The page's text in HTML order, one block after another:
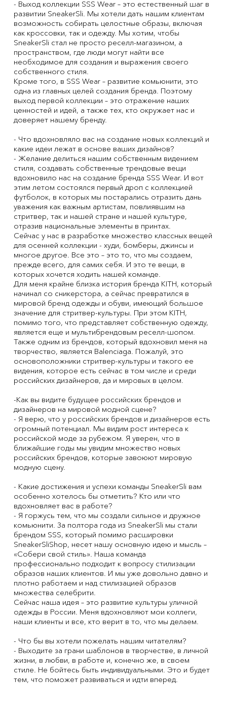
- Выход коллекции SSS Wear – это естественный шаг в
развитии SneakerSli. Мы хотели дать нашим клиентам
возможность собирать целостные образы, включая
как кроссовки, так и одежду. Мы хотим, чтобы
SneakerSli стал не просто реселл-магазином, а
пространством, где люди могут найти все
необходимое для создания и выражения своего
собственного стиля.
Кроме того, в SSS Wear – развитие комьюнити, это
одна из главных целей создания бренда. Поэтому
выход первой коллекции – это отражение наших
ценностей и идей, а также тех, кто окружает нас и
доверяет нашему бренду.
- Что вдохновляло вас на создание новых коллекций и
какие идеи лежат в основе ваших дизайнов?
- Желание делиться нашим собственным видением
стиля, создавать собственные трендовые вещи
вдохновило нас на создание бренда SSS Wear. И вот
этим летом состоялся первый дроп с коллекцией
футболок, в которых мы постарались отразить дань
уважения как важным артистам, повлиявшим на
стритвер, так и нашей стране и нашей культуре,
отразив национальные элементы в принтах.
Сейчас у нас в разработке множество классных вещей
для осенней коллекции - худи, бомберы, джинсы и
многое другое. Все это – это то, что мы создаем,
прежде всего, для самих себя. И это те вещи, в
которых хочется ходить нашей команде.
Для меня крайне близка история бренда KITH, который
начинал со сникерстора, а сейчас превратился в
мировой бренд одежды и обуви, имеющий большое
значение для стритвер-культуры. При этом KITH,
помимо того, что представляет собственную одежду,
является еще и мультибрендовым реселл-шопом.
Также одним из брендов, который вдохновил меня на
творчество, является Balenciaga. Пожалуй, это
основоположники стритвер-культуры и такого ее
видения, которое есть сейчас в том числе и среди
российских дизайнеров, да и мировых в целом.
-Как вы видите будущее российских брендов и
дизайнеров на мировой модной сцене?
- Я верю, что у российских брендов и дизайнеров есть
огромный потенциал. Мы видим рост интереса к
российской моде за рубежом. Я уверен, что в
ближайшие годы мы увидим множество новых
российских брендов, которые завоюют мировую
модную сцену.
- Какие достижения и успехи команды SneakerSli вам
особенно хотелось бы отметить? Кто или что
вдохновляет вас в работе?
- Я горжусь тем, что мы создали сильное и дружное
комьюнити. За полтора года из SneakerSli мы стали
брендом SSS, который помимо расшировки
SneakerSliShop, несет нашу основную идею и мысль –
«Собери свой стиль». Наша команда
профессионально подходит к вопросу стилизации
образов наших клиентов. И мы уже довольно давно и
плотно работаем и над стилизацией образов
множества селебрити.
Сейчас наша идея – это развитие культуры уличной
одежды в России. Меня вдохновляют мои коллеги,
наши клиенты и все, кто верит в то, что мы делаем.
- Что бы вы хотели пожелать нашим читателям?
- Выходите за грани шаблонов в творчестве, в личной
жизни, в любви, в работе и, конечно же, в своем
стиле. Не бойтесь быть индивидуальными. Это и будет
тем, что поможет развиваться и идти вперед.